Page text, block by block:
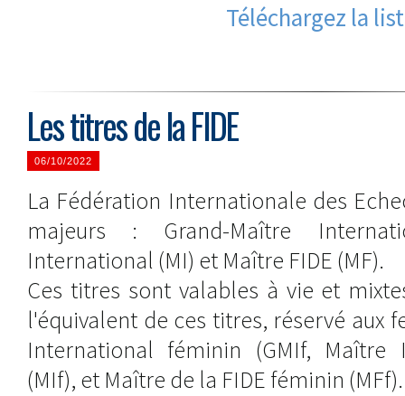
Téléchargez la
Les titres de la FIDE
06/10/2022
La Fédération Internationale des
majeurs : Grand-Maître
International (MI) et Maître FIDE (MF).
Ces titres sont valables à vie et
l'équivalent de ces titres, réservé aux
International féminin (GMIf, Maître
(MIf), et Maître de la FIDE féminin (MFf).